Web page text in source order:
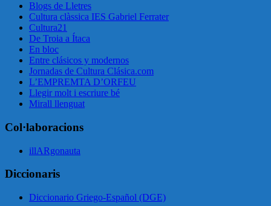
Blogs de Lletres
Cultura clàssica IES Gabriel Ferrater
Cultura21
De Troia a Ítaca
En bloc
Entre clásicos y modernos
Jornadas de Cultura Clásica.com
L’EMPREMTA D’ORFEU
Llegir molt i escriure bé
Mirall llenguat
Col·laboracions
illARgonauta
Diccionaris
Diccionario Griego-Español (DGE)